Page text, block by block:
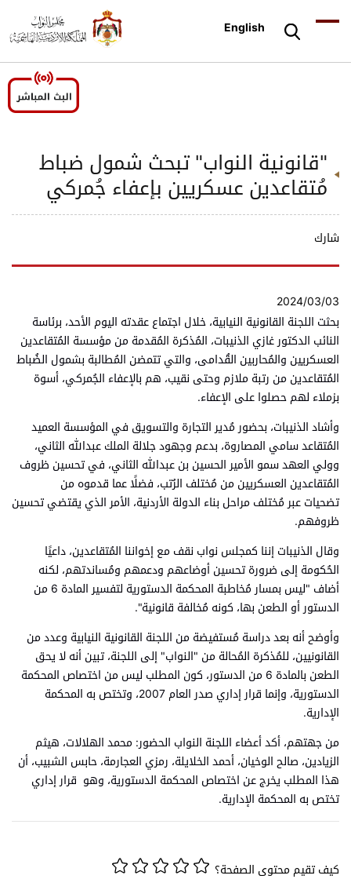
English
"قانونية النواب" تبحث شمول ضباط
مُتقاعدين عسكريين بإعفاء جُمركي
شارك
2024/03/03
بحثت اللجنة القانونية النيابية، خلال اجتماع عقدته اليوم الأحد، برئاسة
النائب الدكتور غازي الذنيبات، المُذكرة المُقدمة من مؤسسة المُتقاعدين
العسكريين والمُحاربين القُدامى، والتي تتمضن المُطالبة بشمول الضُباط
المُتقاعدين من رتبة ملازم وحتى نقيب، هم بالإعفاء الجُمركي، أسوة
بزملاء لهم حصلوا على الإعفاء.
وأشاد الذنيبات، بحضور مُدير التجارة والتسويق في المؤسسة العميد
المُتقاعد سامي المصاروة، بدعم وجهود جلالة الملك عبدالله الثاني،
وولي العهد سمو الأمير الحسين بن عبدالله الثاني، في تحسين ظروف
المُتقاعدين العسكريين من مُختلف الرُتب، فضلًا عما قدموه من
تضحيات عبر مُختلف مراحل بناء الدولة الأردنية، الأمر الذي يقتضي تحسين
ظروفهم.
وقال الذنيبات إننا كمجلس نواب نقف مع إخواننا المُتقاعدين، داعيًا
الحُكومة إلى ضرورة تحسين أوضاعهم ودعمهم ومُساندتهم، لكنه
أضاف "ليس بمسار مُخاطبة المحكمة الدستورية لتفسير المادة 6 من
الدستور أو الطعن بها، كونه مُخالفة قانونية".
وأوضح أنه بعد دراسة مُستفيضة من اللجنة القانونية النيابية وعدد من
القانونيين، للمُذكرة المُحالة من "النواب" إلى اللجنة، تبين أنه لا يحق
الطعن بالمادة 6 من الدستور، كون المطلب ليس من اختصاص المحكمة
الدستورية، وإنما قرار إداري صدر العام 2007، وتختص به المحكمة
الإدارية.
من جهتهم، أكد أعضاء اللجنة النواب الحضور: محمد الهلالات، هيثم
الزيادين، صالح الوخيان، أحمد الخلايلة، رمزي العجارمة، حابس الشبيب، أن
هذا المطلب يخرج عن اختصاص المحكمة الدستورية، وهو قرار إداري
تختص به المحكمة الإدارية.
كيف تقيم محتوى الصفحة؟